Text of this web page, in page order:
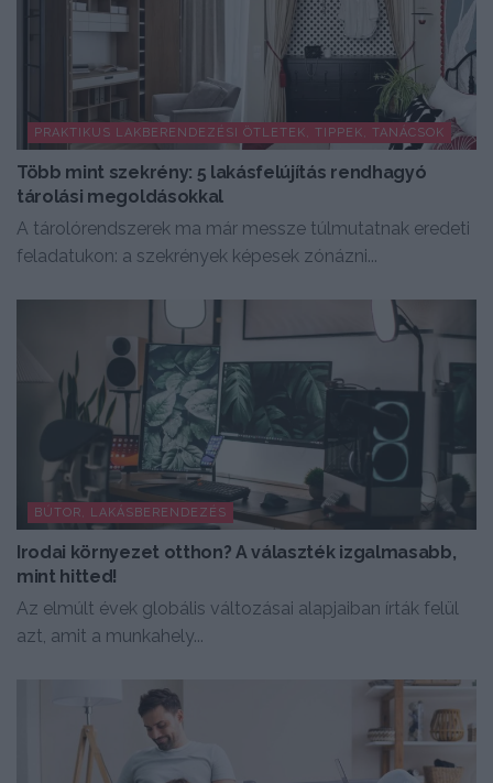
PRAKTIKUS LAKBERENDEZÉSI ÖTLETEK, TIPPEK, TANÁCSOK
Több mint szekrény: 5 lakásfelújítás rendhagyó
tárolási megoldásokkal
A tárolórendszerek ma már messze túlmutatnak eredeti
feladatukon: a szekrények képesek zónázni...
BÚTOR, LAKÁSBERENDEZÉS
Irodai környezet otthon? A választék izgalmasabb,
mint hitted!
Az elmúlt évek globális változásai alapjaiban írták felül
azt, amit a munkahely...